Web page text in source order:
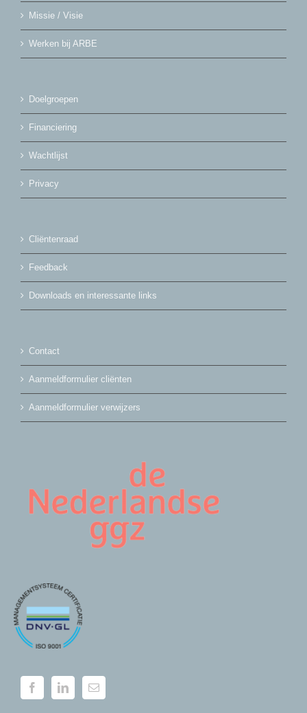
Missie / Visie
Werken bij ARBE
Doelgroepen
Financiering
Wachtlijst
Privacy
Cliëntenraad
Feedback
Downloads en interessante links
Contact
Aanmeldformulier cliënten
Aanmeldformulier verwijzers